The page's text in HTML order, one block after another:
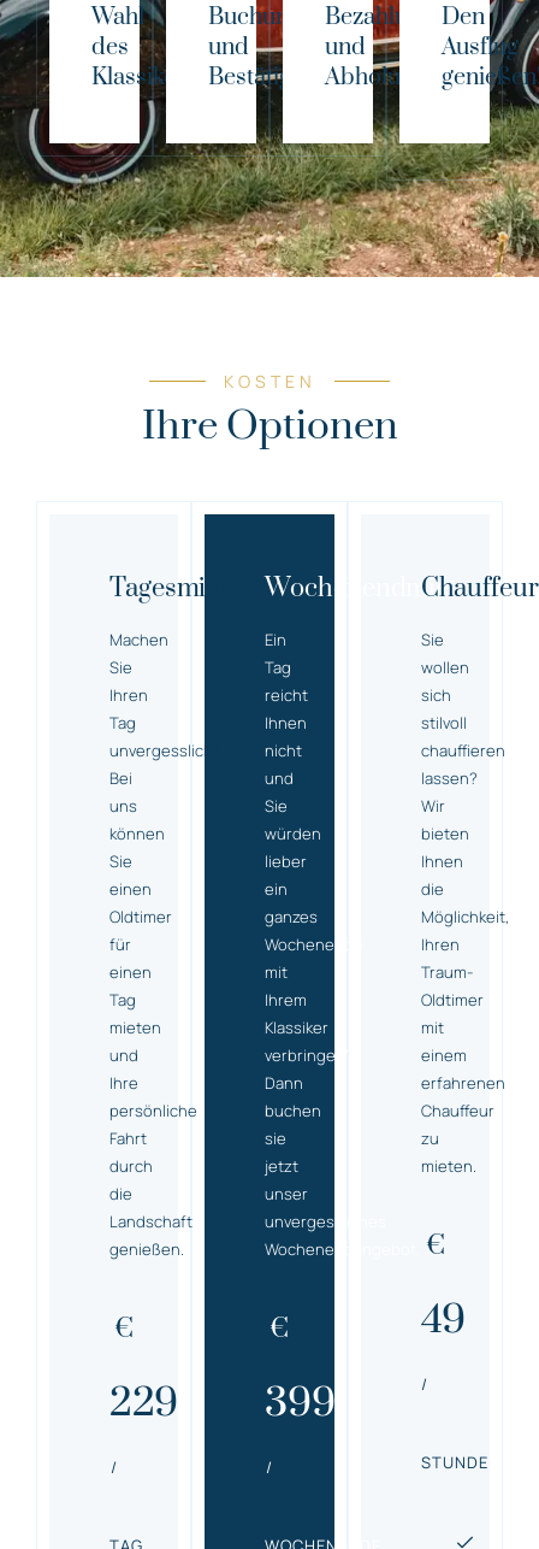
Wahl
des
Klassikers!
Buchung
und
Bestätigung
Bezahlung
und
Abholung
Den
Ausflug
KOSTEN
Ihre Optionen
Tagesmiete
Machen
Sie
Ihren
Tag
unvergesslich!
Bei
uns
können
Sie
einen
Oldtimer
für
einen
Tag
mieten
und
Ihre
persönliche
Fahrt
durch
die
Landschaft
genießen.
€
229
/
Wochenendmiete
Ein
Tag
reicht
Ihnen
nicht
und
Sie
würden
lieber
ein
ganzes
Wochenende
mit
Ihrem
Klassiker
verbringen?
Dann
buchen
sie
jetzt
unser
unvergessliches
Wochenendangebot.
€
399
/
Sie
wollen
sich
stilvoll
chauffieren
lassen?
Wir
bieten
Ihnen
die
Möglichkeit,
Ihren
Traum-
Oldtimer
mit
einem
erfahrenen
Chauffeur
zu
mieten.
€
49
/
STUNDE